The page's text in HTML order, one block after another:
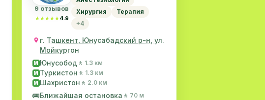
9 отзывов
★★★★★
★★★★★4.9
Хирургия
Терапия
+4
г. Ташкент, Юнусабадский р-н, ул.
Мойкургон
M Юнусобод 🚶 1.3 км
M Туркистон 🚶 1.3 км
M Шахристон 🚶 2.0 км
🚌Ближайшая остановка 🚶 70 м